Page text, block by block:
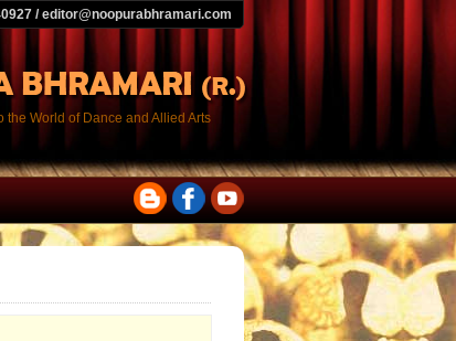
/ editor@noopurabhramari.com
the World of Dance and Allied Arts